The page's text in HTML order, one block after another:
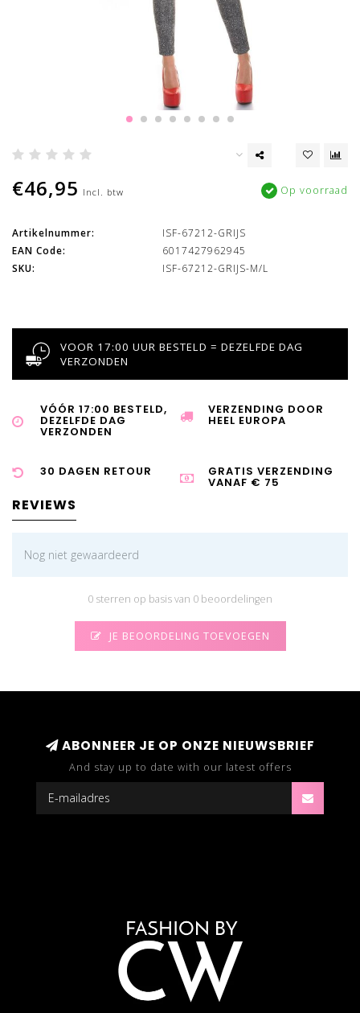
€46,95 Incl. btw Op voorraad
Artikelnummer:
ISF-67212-GRIJS
EAN Code:
6017427962945
SKU:
ISF-67212-GRIJS-M/L
VOOR 17:00 UUR BESTELD = DEZELFDE DAG
VERZONDEN
VÓÓR 17:00 BESTELD,
DEZELFDE DAG
VERZONDEN
VERZENDING DOOR
HEEL EUROPA
30 DAGEN RETOUR GRATIS VERZENDING
VANAF € 75
REVIEWS
Nog niet gewaardeerd
0 sterren op basis van 0 beoordelingen
JE BEOORDELING TOEVOEGEN
ABONNEER JE OP ONZE NIEUWSBRIEF
And stay up to date with our latest offers